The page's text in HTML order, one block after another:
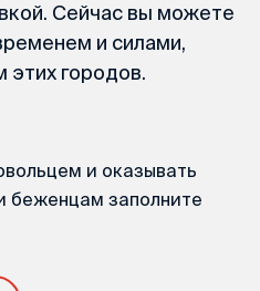
Сейчас вы можете
и силами,
городов.
и оказывать
беженцам заполните